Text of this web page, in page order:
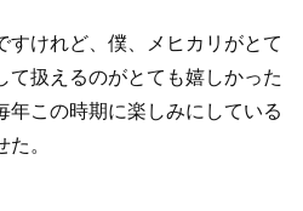
すけれど、僕、メヒカリがとて
て扱えるのがとても嬉しかった
年この時期に楽しみにしている
。